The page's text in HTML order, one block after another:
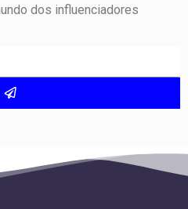
dos influenciadores